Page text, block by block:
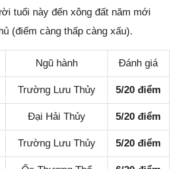
tuổi này đến xông đất năm mới
(điểm càng thấp càng xấu).
Ngũ hành Đánh giá
Trường Lưu Thủy 5/20 điểm
Đại Hải Thủy 5/20 điểm
Trường Lưu Thủy 5/20 điểm